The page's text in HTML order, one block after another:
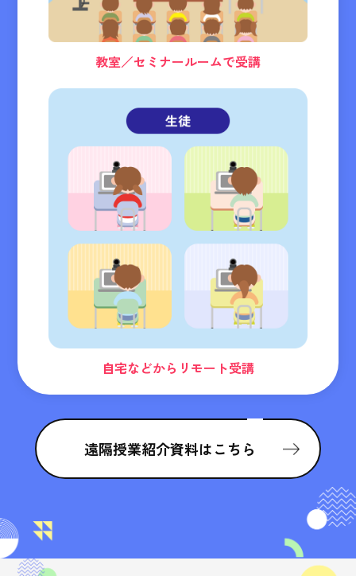
教室／セミナールームで受講
自宅などからリモート受講
遠隔授業紹介資料はこちら